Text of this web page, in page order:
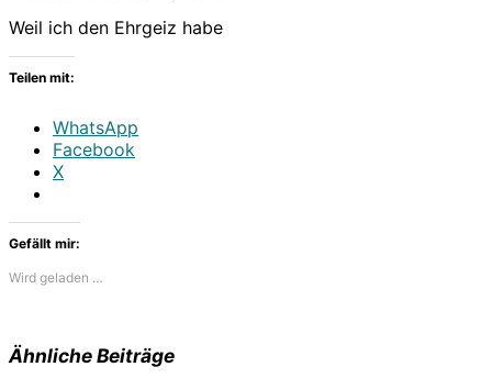
Weil ich den Ehrgeiz habe
Teilen mit:
WhatsApp
Facebook
X
Gefällt mir:
Wird geladen …
Ähnliche Beiträge